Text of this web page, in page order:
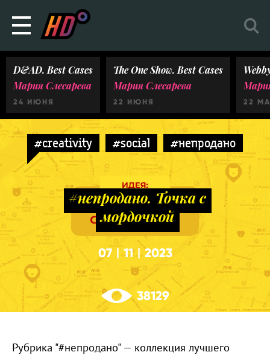
D&AD. Best Cases
Мария Слесарева
24 ИЮНЯ
The One Show. Best Cases
Мария Слесарева
22 ИЮНЯ 22
#creativity #social #непродано
#непродано. Точка с
мордочкой
07 11 2023
38129
Рубрика "#непродано" — коллекция лучшего